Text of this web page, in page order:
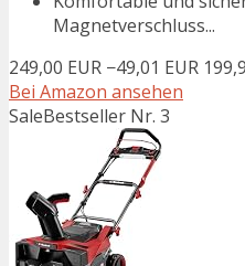
Magnetverschluss...
249,00 EUR −49,01 EUR
Bei Amazon ansehen
SaleBestseller Nr. 3